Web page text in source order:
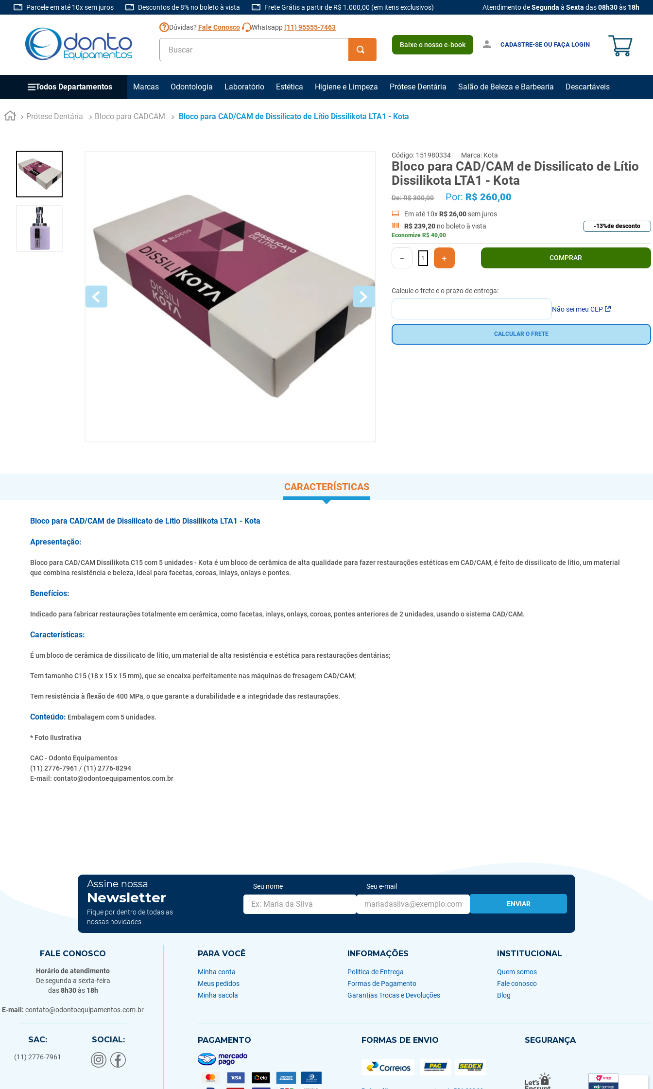
Parcele em até 10x sem juros Descontos de 8% no boleto à vista Frete Grátis a partir de R$ 1.000,00 (em itens exclusivos) Atendimento deSegunda à Sexta das08h30às 18h
Dúvidas? Fale Conosco Whatsapp(11) 95555-7463
Buscar Baixe o nosso e-book CADASTRE-SE OU FAÇA LOGIN
Todos Departamentos Marcas Odontologia Laboratório Estética Higiene e Limpeza Prótese Dentária Salão de Beleza e Barbearia Descartáveis
Prótese Dentária Bloco para CADCAM Bloco para CAD/CAM de Dissilicato de Lítio Dissilikota LTA1 - Kota
151980334 Kota
Bloco para CAD/CAM de Dissilicato de Lítio
Dissilikota LTA1 - Kota
De:R$300,00 Por: R$ 260,00
Em até 10xR$ 26,00sem juros
R$ 239,20no boleto à vista
Economize R$ 40,00
-13%de desconto
＋
－ COMPRAR
Não sei meu CEP
CALCULAR O FRETE
CARACTERÍSTICAS
Bloco para CAD/CAM de Dissilicato de Lítio Dissilikota LTA1 - Kota
Apresentação:
Bloco para CAD/CAM Dissilikota C15 com 5 unidades - Kota é um bloco de cerâmica de alta qualidade para fazer restaurações estéticas em CAD/CAM, é feito de dissilicato de lítio, um material
que combina resistência e beleza, ideal para facetas, coroas, inlays, onlays e pontes.
Benefícios:
Indicado para fabricar restaurações totalmente em cerâmica, como facetas, inlays, onlays, coroas, pontes anteriores de 2 unidades, usando o sistema CAD/CAM.
Características:
É um bloco de cerâmica de dissilicato de lítio, um material de alta resistência e estética para restaurações dentárias;
Tem tamanho C15 (18 x 15 x 15 mm), que se encaixa perfeitamente nas máquinas de fresagem CAD/CAM;
Tem resistência à flexão de 400 MPa, o que garante a durabilidade e a integridade das restaurações.
Conteúdo: Embalagem com 5 unidades.
* Foto Ilustrativa
CAC - Odonto Equipamentos
(11) 2776-7961 / (11) 2776-8294
E-mail: contato@odontoequipamentos.com.br
Assine nossa
Newsletter
Fique por dentro de todas as
nossas novidades
Seu nome Seu e-mail
ENVIAR
FALE CONOSCO
Horário de atendimento
De segunda a sexta-feira
das8h30às 18h
E-mail: contato@odontoequipamentos.com.br
SAC:
(11) 2776-7961
SOCIAL:
PARA VOCÊ
Minha conta
Meus pedidos
Minha sacola
INFORMAÇÕES
Politica de Entrega
Formas de Pagamento
Garantias Trocas e Devoluções
INSTITUCIONAL
Quem somos
Fale conosco
Blog
PAGAMENTO FORMAS DE ENVIO SEGURANÇA